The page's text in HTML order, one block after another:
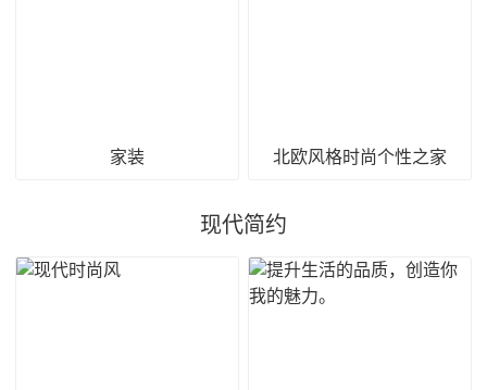
家装 北欧风格时尚个性之家
现代简约